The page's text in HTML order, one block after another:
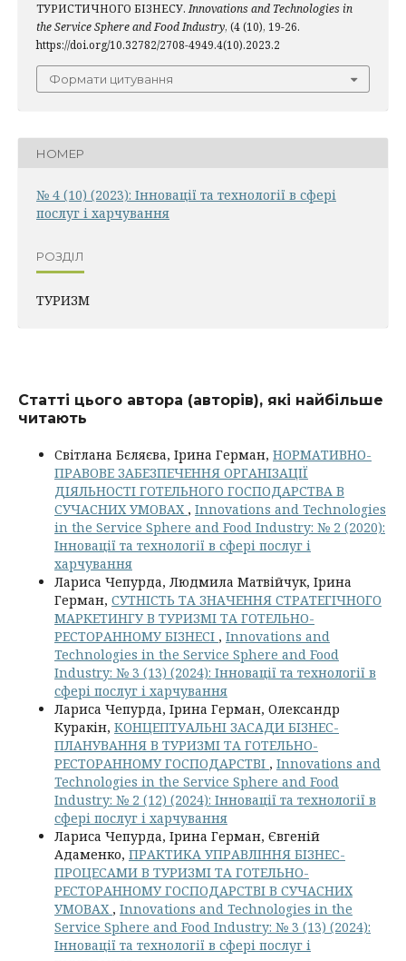
ТУРИСТИЧНОГО БІЗНЕСУ.Innovations and Technologies in
the Service Sphere and Food Industry, (4 (10), 19-26.
https://doi.org/10.32782/2708-4949.4(10).2023.2
Формати цитування
НОМЕР
№ 4 (10) (2023): Інновації та технології в сфері
послуг і харчування
РОЗДІЛ
ТУРИЗМ
Статті цього автора (авторів), які найбільше
читають
Світлана Бєляєва, Ірина Герман, НОРМАТИВНО-
ПРАВОВЕ ЗАБЕЗПЕЧЕННЯ ОРГАНІЗАЦІЇ
ДІЯЛЬНОСТІ ГОТЕЛЬНОГО ГОСПОДАРСТВА В
СУЧАСНИХ УМОВАХ , Innovations and Technologies
in the Service Sphere and Food Industry: № 2 (2020):
Інновації та технології в сфері послуг і
харчування
Лариса Чепурда, Людмила Матвійчук, Ірина
Герман, СУТНІСТЬ ТА ЗНАЧЕННЯ СТРАТЕГІЧНОГО
МАРКЕТИНГУ В ТУРИЗМІ ТА ГОТЕЛЬНО-
РЕСТОРАННОМУ БІЗНЕСІ , Innovations and
Technologies in the Service Sphere and Food
Industry: № 3 (13) (2024): Інновації та технології в
сфері послуг і харчування
Лариса Чепурда, Ірина Герман, Олександр
Куракін, КОНЦЕПТУАЛЬНІ ЗАСАДИ БІЗНЕС-
ПЛАНУВАННЯ В ТУРИЗМІ ТА ГОТЕЛЬНО-
РЕСТОРАННОМУ ГОСПОДАРСТВІ , Innovations and
Technologies in the Service Sphere and Food
Industry: № 2 (12) (2024): Інновації та технології в
сфері послуг і харчування
Лариса Чепурда, Ірина Герман, Євгеній
Адаменко, ПРАКТИКА УПРАВЛІННЯ БІЗНЕС-
ПРОЦЕСАМИ В ТУРИЗМІ ТА ГОТЕЛЬНО-
РЕСТОРАННОМУ ГОСПОДАРСТВІ В СУЧАСНИХ
УМОВАХ , Innovations and Technologies in the
Service Sphere and Food Industry: № 3 (13) (2024):
Інновації та технології в сфері послуг і